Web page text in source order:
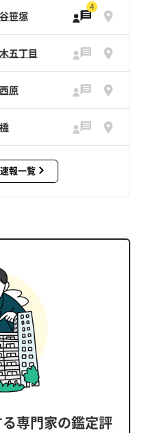
笹塚
4
五丁目
原
報一覧
専門家の鑑定評